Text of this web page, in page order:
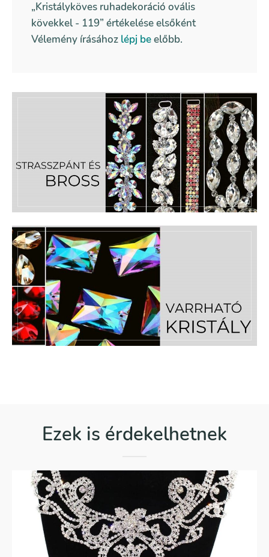
„Kristályköves ruhadekoráció ovális
kövekkel - 119” értékelése elsőként
Vélemény írásához lépj beelőbb.
Ezek is érdekelhetnek